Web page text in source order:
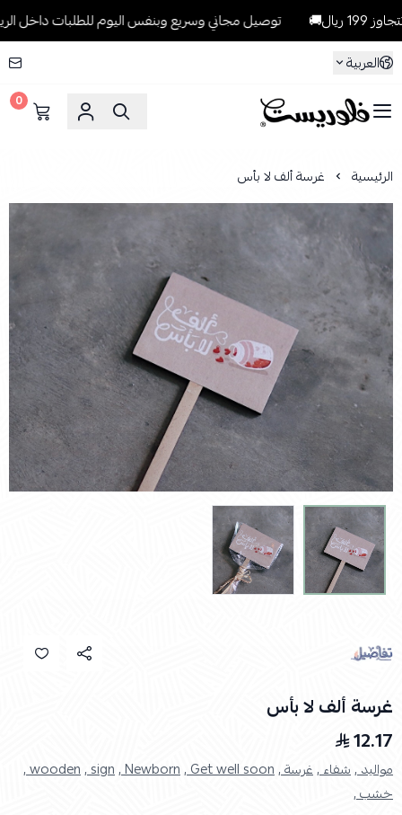
توصيل مجاني وسريع وبنفس اليوم للطلبات داخل الرياض
العربية
فلوريست Florist
0
الرئيسية غرسة ألف لا بأس
غرسة ألف لا بأس
12.17
مواليد ,شفاء ,غرسة ,Get well soon ,
Newborn ,
sign ,
wooden ,
خشب ,